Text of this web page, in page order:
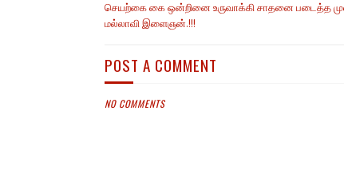
செயற்கை கை ஒன்றினை உருவாக்கி சாதனை படைத்த
மல்லாவி இளைஞன்.!!!
POST A COMMENT
NO COMMENTS